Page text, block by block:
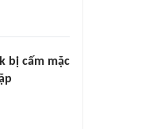
bị cấm mặc